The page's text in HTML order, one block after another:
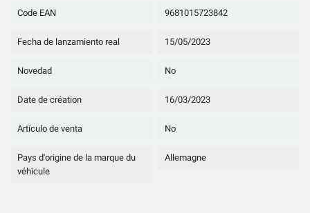
Code EAN 9681015723842
Fecha de lanzamiento real 15/05/2023
Novedad No
Date de création 16/03/2023
Artículo de venta No
Pays d'origine de la marque du
véhicule
Allemagne